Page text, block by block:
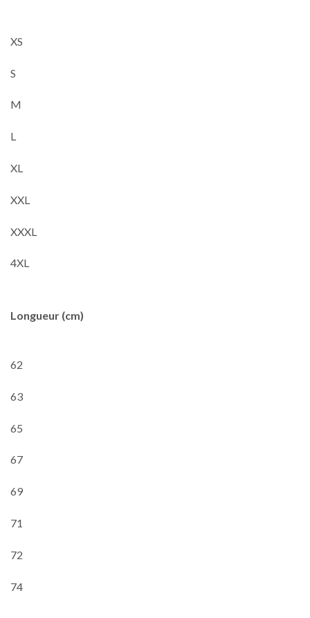
XS
S
M
L
XL
XXL
XXXL
4XL
Longueur (cm)
62
63
65
67
69
71
72
74